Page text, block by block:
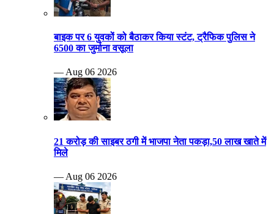
बाइक पर 6 युवकों को बैठाकर किया स्टंट, ट्रैफिक पुलिस ने
6500 का जुर्माना वसूला
— Aug 06 2026
21 करोड़ की साइबर ठगी में भाजपा नेता पकड़ा,50 लाख खाते में
मिले
— Aug 06 2026